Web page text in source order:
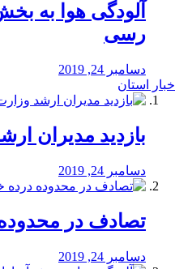
آلودگی هوا به
رسی
دسامبر 24, 2019
اخبار استان
بازدید مدیران
دسامبر 24, 2019
تصادف در
دسامبر 24, 2019